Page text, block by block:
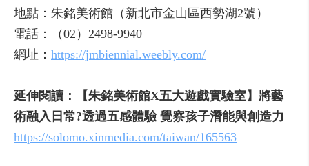
地點：朱銘美術館（新北市金山區西勢湖2號）
電話：（02）2498-9940
網址： https://jmbiennial.weebly.com/
延伸閱讀：【朱銘美術館X五大遊戲實驗室】將藝
術融入日常?透過五感體驗 覺察孩子潛能與創造力
https://solomo.xinmedia.com/taiwan/165563